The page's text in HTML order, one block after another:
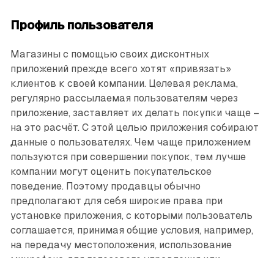
Профиль пользователя
Магазины с помощью своих дисконтных
приложений прежде всего хотят «привязать»
клиентов к своей компании. Целевая реклама,
регулярно рассылаемая пользователям через
приложение, заставляет их делать покупки чаще –
на это расчёт. С этой целью приложения собирают
данные о пользователях. Чем чаще приложением
пользуются при совершении покупок, тем лучше
компании могут оценить покупательское
поведение. Поэтому продавцы обычно
предполагают для себя широкие права при
установке приложения, с которыми пользователь
соглашается, принимая общие условия, например,
на передачу местоположения, использование